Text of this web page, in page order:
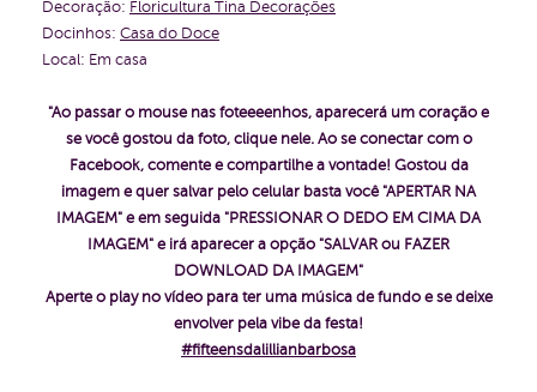
Decoração: Floricultura Tina Decorações
Docinhos: Casa do Doce
Local: Em casa
"Ao passar o mouse nas foteeeenhos, aparecerá um coração e
se você gostou da foto, clique nele. Ao se conectar com o
Facebook, comente e compartilhe a vontade! Gostou da
imagem e quer salvar pelo celular basta você "APERTAR NA
IMAGEM" e em seguida "PRESSIONAR O DEDO EM CIMA DA
IMAGEM" e irá aparecer a opção "SALVAR ou FAZER
DOWNLOAD DA IMAGEM"
Aperte o play no vídeo para ter uma música de fundo e se deixe
envolver pela vibe da festa!
#fifteensdalillianbarbosa